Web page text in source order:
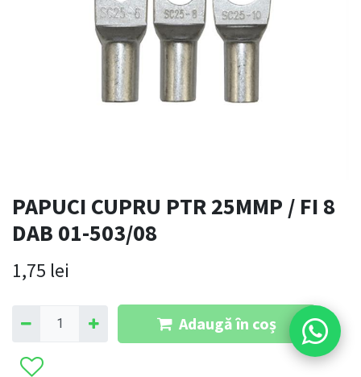
PAPUCI CUPRU PTR 25MMP / FI 8
DAB 01-503/08
1,75 lei
Adaugă în coș